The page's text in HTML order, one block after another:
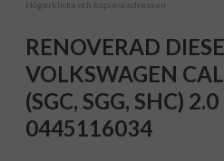
Högerklicka och kopiera adressen
RENOVERAD
VOLKSWAGEN
(SGC, SGG, SHC)
0445116034